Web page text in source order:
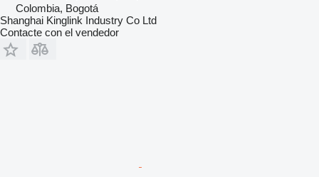
Colombia, Bogotá
Shanghai Kinglink Industry Co Ltd
Contacte con el vendedor